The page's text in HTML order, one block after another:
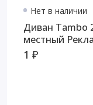
Нет в наличии
Диван Tambo 2780248 2-
местный
1 ₽